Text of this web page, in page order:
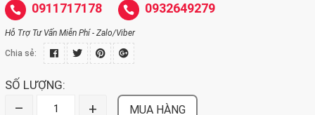
0911717178 0932649279
Hỗ Trợ Tư Vấn Miễn Phí - Zalo/Viber
Chia sẻ:
SỐ LƯỢNG:
– + MUA HÀNG